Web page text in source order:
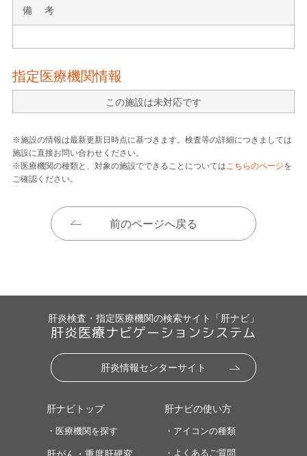
備 考
指定医療機関情報
この施設は未対応です
※施設の情報は最新更新日時点に基づきます。検査等の詳細につきましては
施設に直接お問い合わせください。
※医療機関の種類と、対象の施設でできることについてはこちらのページを
ご確認ください。
前のページへ戻る
肝炎検査・指定医療機関の検索サイト「肝ナビ」
肝炎医療ナビゲーションシステム
肝炎情報センターサイト
肝ナビトップ
・医療機関を探す
肝ナビの使い方
・アイコンの種類
・よくあるご質問